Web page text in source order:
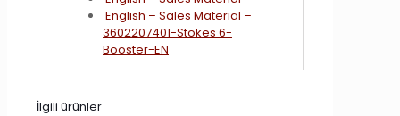
English – Sales Material –
3602207401-Stokes 6-
Booster-EN
İlgili ürünler